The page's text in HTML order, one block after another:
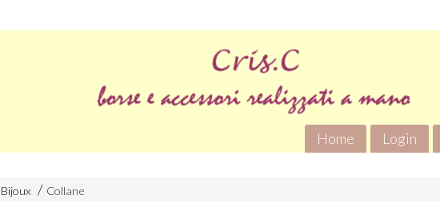
Home Login
Bijoux Collane